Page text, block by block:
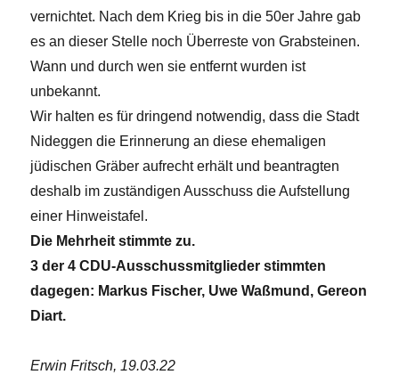
vernichtet. Nach dem Krieg bis in die 50er Jahre gab
es an dieser Stelle noch Überreste von Grabsteinen.
Wann und durch wen sie entfernt wurden ist
unbekannt.
Wir halten es für dringend notwendig, dass die Stadt
Nideggen die Erinnerung an diese ehemaligen
jüdischen Gräber aufrecht erhält und beantragten
deshalb im zuständigen Ausschuss die Aufstellung
einer Hinweistafel.
Die Mehrheit stimmte zu.
3 der 4 CDU-Ausschussmitglieder stimmten
dagegen: Markus Fischer, Uwe Waßmund, Gereon
Diart.
Erwin Fritsch, 19.03.22